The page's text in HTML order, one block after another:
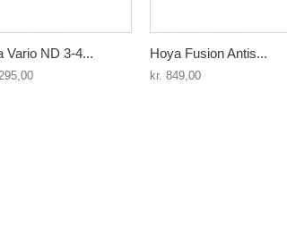
Vario ND 3-4... Hoya Fusion Antis...
kr. 849,00